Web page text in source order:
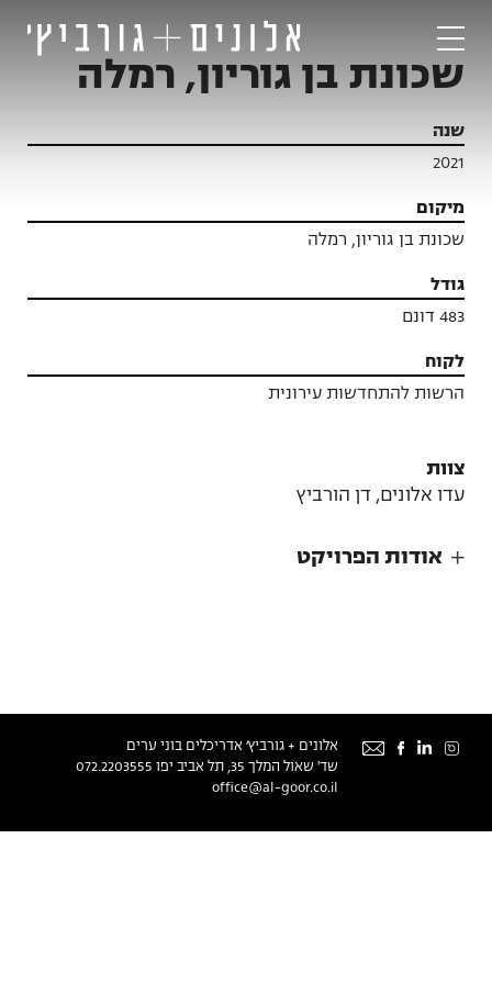
פרויקטים
שכונת בן גוריון, רמלה
שנה
2021
מיקום
שכונת בן גוריון, רמלה
גודל
483 דונם
לקוח
הרשות להתחדשות עירונית
אודות הפרויקט
צוות
עדו אלונים, דן הורביץ
אלונים + גורביץ׳ אדריכלים בוני ערים
שד' שאול המלך 35, תל אביב יפו
072.2203555
office@al-goor.co.il